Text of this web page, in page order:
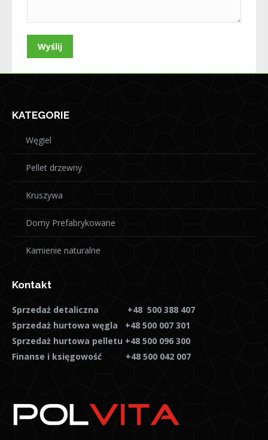
Wyślij
KATEGORIE
Węgiel
Pellet drzewny
Kruszywa
Domy Prefabrykowane
Kamienie naturalne
Kontakt
Sprzedaż detaliczna +48 500 388 407
Sprzedaż hurtowa węgla +48 500 007 301
Sprzedaż hurtowa pelletu +48 500 096 300
Finanse i księgowość +48 500 042 007